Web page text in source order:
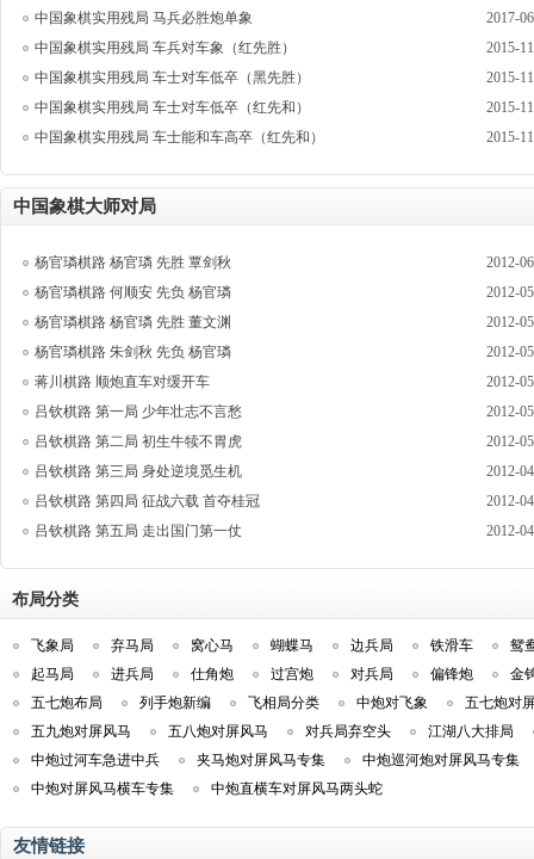
2017-
中国象棋实用残局 马兵必胜炮单象
2015-
中国象棋实用残局 车兵对车象（红先胜）
2015-
中国象棋实用残局 车士对车低卒（黑先胜）
2015-
中国象棋实用残局 车士对车低卒（红先和）
2015-
中国象棋实用残局 车士能和车高卒（红先和）
中国象棋大师对局
2012-
杨官璘棋路 杨官璘 先胜 覃剑秋
2012-
杨官璘棋路 何顺安 先负 杨官璘
2012-
杨官璘棋路 杨官璘 先胜 董文渊
2012-
杨官璘棋路 朱剑秋 先负 杨官璘
2012-
蒋川棋路 顺炮直车对缓开车
2012-
吕钦棋路 第一局 少年壮志不言愁
2012-
吕钦棋路 第二局 初生牛犊不胃虎
2012-
吕钦棋路 第三局 身处逆境觅生机
2012-
吕钦棋路 第四局 征战六载 首夺桂冠
2012-
吕钦棋路 第五局 走出国门第一仗
布局分类
飞象局 弃马局 窝心马 蝴蝶马 边兵局 铁滑车
鸳
起马局
进兵局 仕角炮 过宫炮 对兵局 偏锋炮
金
五七炮布局
列手炮新编 飞相局分类 中炮对飞象
五七炮对
五九炮对屏风马
五八炮对屏风马 对兵局弃空头
江湖八大排局
中炮过河车急进中兵
夹马炮对屏风马专集
中炮巡河炮对屏风马专集
中炮对屏风马横车专集
中炮直横车对屏风马两头蛇
友情链接